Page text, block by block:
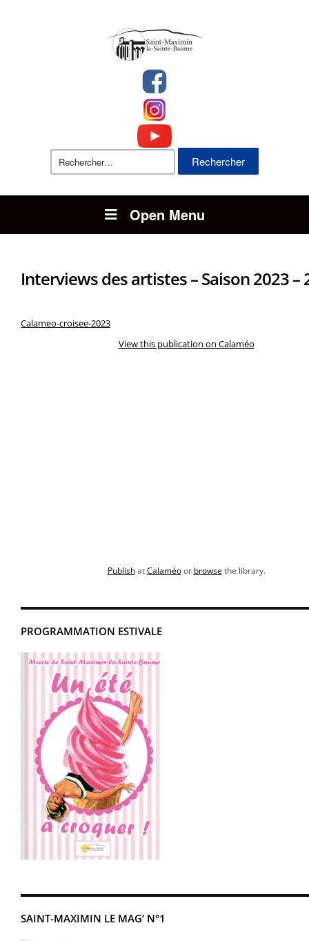
Rechercher :
Open Menu
PROGRAMMATION ESTIVALE
SAINT-MAXIMIN LE MAG’ N°1
Interviews des artistes – Saison 2023 –
Calameo-croisee-2023
View this publication on Calaméo
Publishat Calaméoor browsethe library.